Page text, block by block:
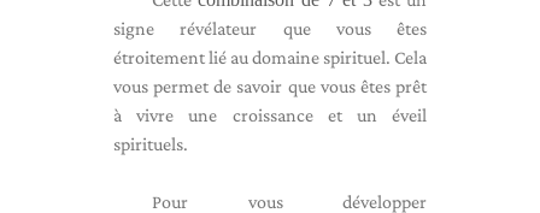
signe révélateur que vous êtes
étroitement lié au domaine spirituel. Cela
vous permet de savoir que vous êtes prêt
à vivre une croissance et un éveil
spirituels.
Pour vous développer